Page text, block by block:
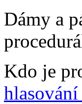
Dámy a
Kdo je